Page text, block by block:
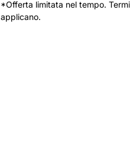
*Offerta limitata nel tempo.
applicano.